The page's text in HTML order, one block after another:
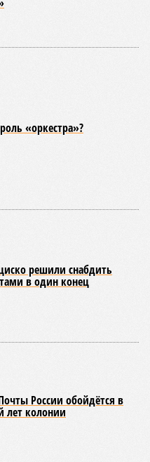
«оркестра»?
решили снабдить
в один конец
России обойдётся в
лет колонии